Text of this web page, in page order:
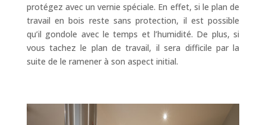
protégez avec un vernie spéciale. En effet, si le plan de
travail en bois reste sans protection, il est possible
qu’il gondole avec le temps et l’humidité. De plus, si
vous tachez le plan de travail, il sera difficile par la
suite de le ramener à son aspect initial.